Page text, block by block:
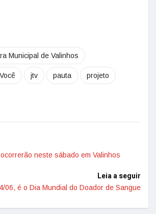
Municipal de Valinhos
jtv pauta projeto
neste sábado em Valinhos
Leia a seguir
06, é o Dia Mundial do Doador de Sangue